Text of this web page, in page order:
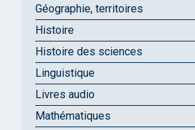
Géographie, territoires
Histoire
Histoire des sciences
Linguistique
Livres audio
Mathématiques